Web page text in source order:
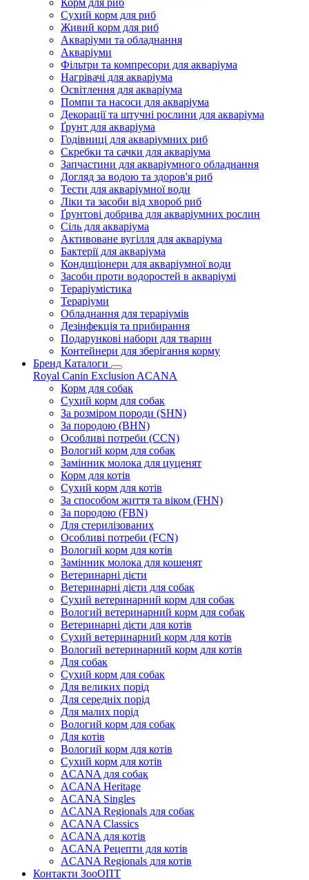
Корм для риб
Сухий корм для риб
Живий корм для риб
Акваріуми та обладнання
Акваріуми
Фільтри та компресори для акваріума
Нагрівачі для акваріума
Освітлення для акваріума
Помпи та насоси для акваріума
Декорації та штучні рослини для акваріума
Ґрунт для акваріума
Годівниці для акваріумних риб
Скребки та сачки для акваріума
Запчастини для акваріумного обладнання
Догляд за водою та здоров'я риб
Тести для акваріумної води
Ліки та засоби від хвороб риб
Ґрунтові добрива для акваріумних рослин
Сіль для акваріума
Активоване вугілля для акваріума
Бактерії для акваріума
Кондиціонери для акваріумної води
Засоби проти водоростей в акваріумі
Тераріумістика
Тераріуми
Обладнання для тераріумів
Дезінфекція та прибирання
Подарункові набори для тварин
Контейнери для зберігання корму
Бренд Каталоги
Royal Canin Exclusion ACANA
Корм для собак
Сухий корм для собак
За розміром породи (SHN)
За породою (BHN)
Особливі потреби (CCN)
Вологий корм для собак
Замінник молока для цуценят
Корм для котів
Сухий корм для котів
За способом життя та віком (FHN)
За породою (FBN)
Для стерилізованих
Особливі потреби (FCN)
Вологий корм для котів
Замінник молока для кошенят
Ветеринарні дієти
Ветеринарні дієти для собак
Сухий ветеринарний корм для собак
Вологий ветеринарний корм для собак
Ветеринарні дієти для котів
Сухий ветеринарний корм для котів
Вологий ветеринарний корм для котів
Для собак
Сухий корм для собак
Для великих порід
Для середніх порід
Для малих порід
Вологий корм для собак
Для котів
Вологий корм для котів
Сухий корм для котів
ACANA для собак
ACANA Heritage
ACANA Singles
ACANA Regionals для собак
ACANA Classics
ACANA для котів
ACANA Рецепти для котів
ACANA Regionals для котів
Контакти ЗооОПТ